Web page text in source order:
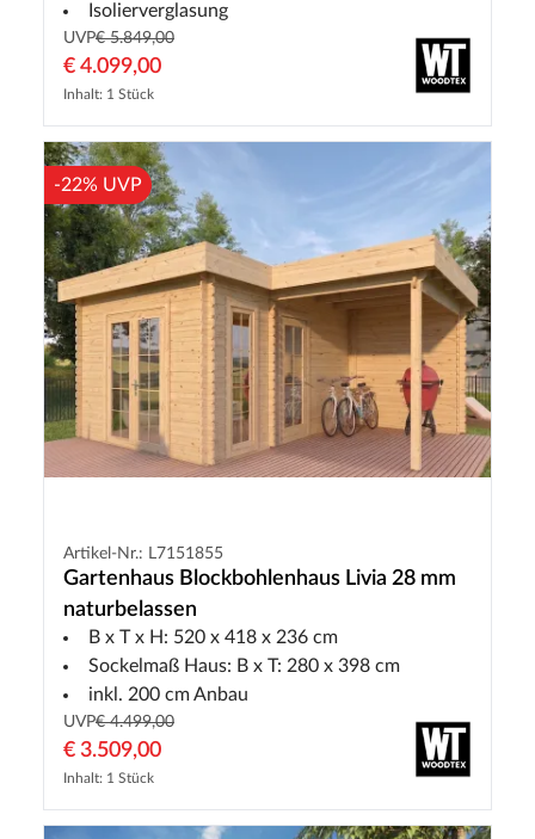
Isolierverglasung
UVP€ 5.849,00
€ 4.099,00
Inhalt: 1 Stück
-22% UVP
Artikel-Nr.: L7151855
Gartenhaus Blockbohlenhaus Livia 28 mm
naturbelassen
B x T x H: 520 x 418 x 236 cm
Sockelmaß Haus: B x T: 280 x 398 cm
inkl. 200 cm Anbau
UVP€ 4.499,00
€ 3.509,00
Inhalt: 1 Stück